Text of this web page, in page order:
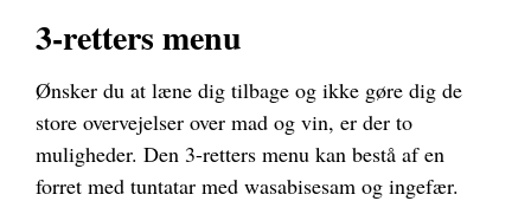
3-retters menu
Ønsker du at læne dig tilbage og ikke gøre dig de
store overvejelser over mad og vin, er der to
muligheder. Den 3-retters menu kan bestå af en
forret med tuntatar med wasabisesam og ingefær.